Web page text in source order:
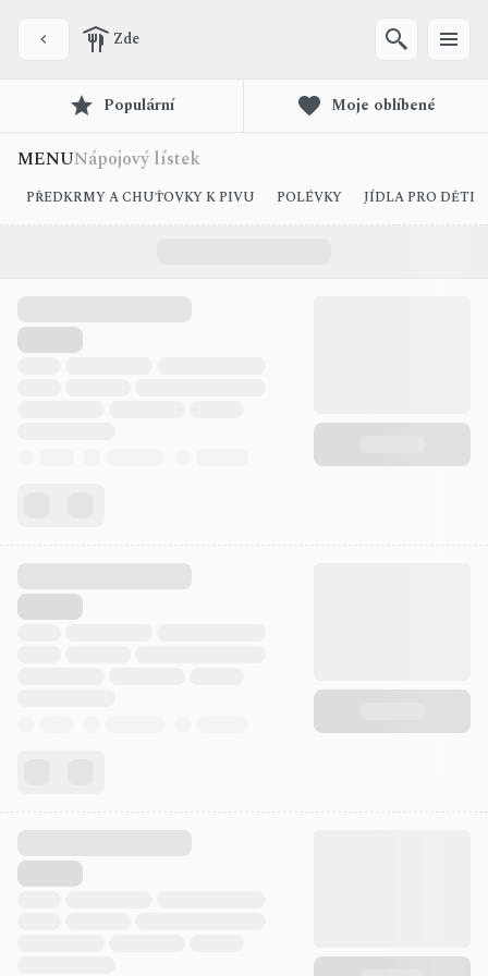
Zde
Populární Moje oblíbené
MENUNápojový lístek
PŘEDKRMY A CHUŤOVKY K PIVU POLÉVKY JÍDLA PRO DĚTI